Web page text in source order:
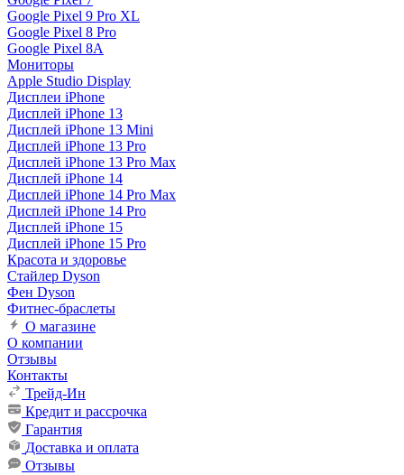
Google Pixel 9 Pro XL
Google Pixel 8 Pro
Google Pixel 8A
Мониторы
Apple Studio Display
Дисплеи iPhone
Дисплей iPhone 13
Дисплей iPhone 13 Mini
Дисплей iPhone 13 Pro
Дисплей iPhone 13 Pro Max
Дисплей iPhone 14
Дисплей iPhone 14 Pro Max
Дисплей iPhone 14 Pro
Дисплей iPhone 15
Дисплей iPhone 15 Pro
Красота и здоровье
Стайлер Dyson
Фен Dyson
Фитнес-браслеты
О магазине
О компании
Отзывы
Контакты
Трейд-Ин
Кредит и рассрочка
Гарантия
Доставка и оплата
Отзывы